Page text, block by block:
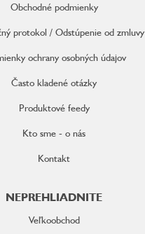
Obchodné podmienky
protokol / Odstúpenie od zmluvy
ochrany osobných údajov
Často kladené otázky
Produktové feedy
Kto sme - o nás
Kontakt
NEPREHLIADNITE
Veľkoobchod